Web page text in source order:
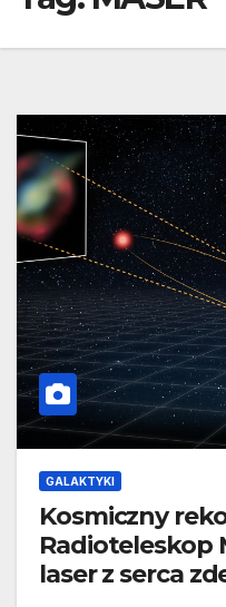
GALAKTYKI
Kosmiczny
Radioteleskop
laser z serca